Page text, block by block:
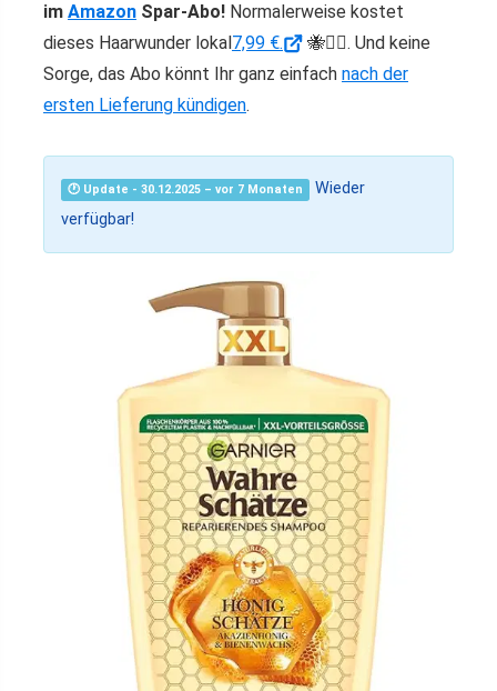
im Amazon Spar-Abo! Normalerweise kostet
dieses Haarwunder lokal7,99 €.
🐝💆‍♀️. Und keine
Sorge, das Abo könnt Ihr ganz einfach nach der
ersten Lieferung kündigen.
🕐 Update - 30.12.2025 – vor 7 Monaten
Wieder
verfügbar!